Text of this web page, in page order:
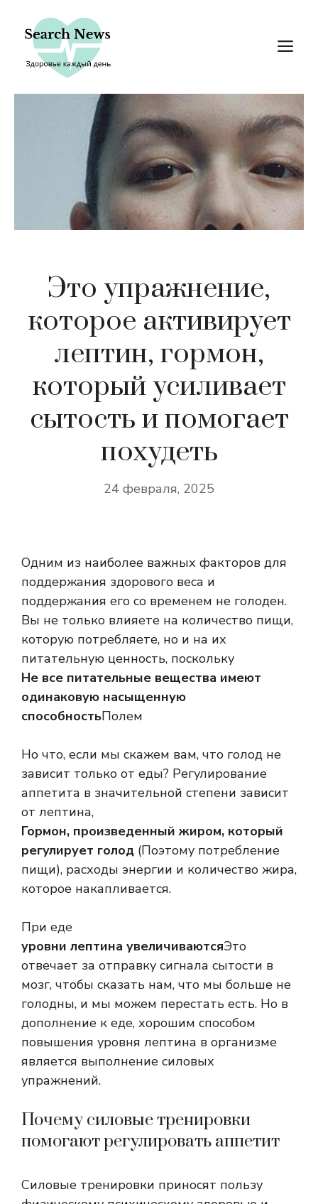
содержимому
Это упражнение,
которое активирует
лептин, гормон,
который усиливает
сытость и помогает
похудеть
24 февраля, 2025
Одним из наиболее важных факторов для
поддержания здорового веса и
поддержания его со временем не голоден.
Вы не только влияете на количество пищи,
которую потребляете, но и на их
питательную ценность, поскольку
Не все питательные вещества имеют
одинаковую насыщенную
способностьПолем
Но что, если мы скажем вам, что голод не
зависит только от еды? Регулирование
аппетита в значительной степени зависит
от лептина,
Гормон, произведенный жиром, который
регулирует голод (Поэтому потребление
пищи), расходы энергии и количество жира,
которое накапливается.
При еде
уровни лептина увеличиваютсяЭто
отвечает за отправку сигнала сытости в
мозг, чтобы сказать нам, что мы больше не
голодны, и мы можем перестать есть. Но в
дополнение к еде, хорошим способом
повышения уровня лептина в организме
является выполнение силовых
упражнений.
Почему силовые тренировки
помогают регулировать аппетит
Силовые тренировки приносят пользу